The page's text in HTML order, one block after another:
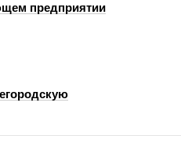
предприятии